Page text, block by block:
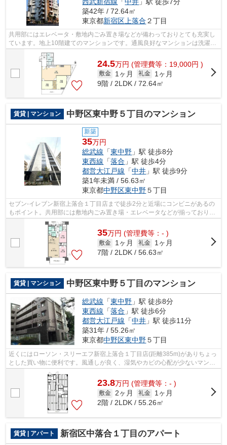
築42年 / 72.64㎡
東京都新宿区 上落合 ２丁目
共用部にはエレベータ・敷地内ごみ置き場などが備わっておりとても充実し
ています。地上10階建てのマンションです。通風良好なマンションは洗濯物
も乾きやすくなっています。根強いニ...
24.5万円 (管理費等：19,000円 )
敷金 1ヶ月 礼金
1ヶ月
9階 / 2LDK / 72.64㎡
賃貸 | マンション 中野区東中野５丁目のマンション
新築
35万円
総武線 「東中野 」駅 徒歩8分
東西線 「落合 」駅 徒歩4分
都営大江戸線 「中井 」駅 徒歩9分
築1年未満 / 56.63㎡
東京都中野区東中野５丁目
セブン-イレブン新宿上落合１丁目店まで徒歩2分と近場にコンビニがあるの
もポイント。共用部には敷地内ごみ置き場・エレベータなどが揃っており、
とても充実しています。こちらはマン...
35万円 (管理費等：- )
敷金 1ヶ月 礼金
1ヶ月
7階 / 2LDK / 56.63㎡
賃貸 | マンション 中野区東中野５丁目のマンション
総武線 「東中野 」駅 徒歩8分
東西線 「落合 」駅 徒歩6分
都営大江戸線 「中井 」駅 徒歩11分
築31年 / 55.26㎡
東京都中野区東中野５丁目
近くにはローソン・スリーエフ新宿上落合１丁目店(距離385m)がありちょっ
とした買い物に便利です。風通しが良く、湿気やカビの心配が少ないマンシ
ョンです。設備やレイアウトにもこだ...
23.8万円 (管理費等：- )
敷金 2ヶ月 礼金
1ヶ月
2階 / 2LDK / 55.26㎡
賃貸 | アパート 新宿区中落合１丁目のアパート